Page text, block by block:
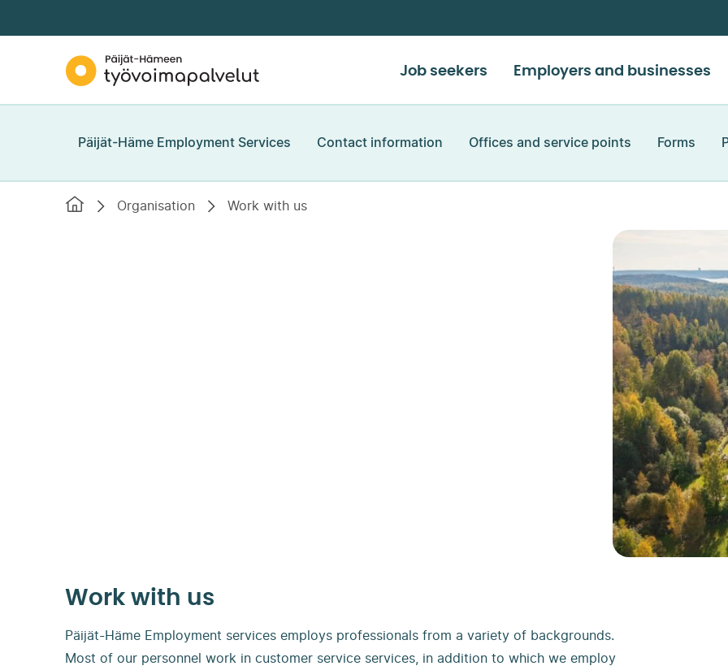
content
↓
Päijät-
Hämeen
Job seekers Employers and businesses
Päijät-Häme Employment Services Contact information Offices and service points Forms
EtusivuOrganisation Work with us
Work with us
Päijät-Häme Employment services employs professionals from a variety of backgrounds.
Most of our personnel work in customer service services, in addition to which we employ